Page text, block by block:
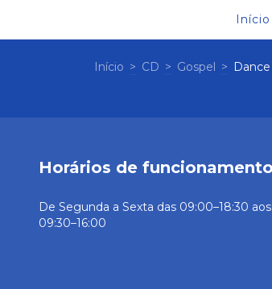
Início
Início > CD > Gospel > Dance
Horários de funcionamento
De Segunda a Sexta das 09:00–18:30
09:30–16:00